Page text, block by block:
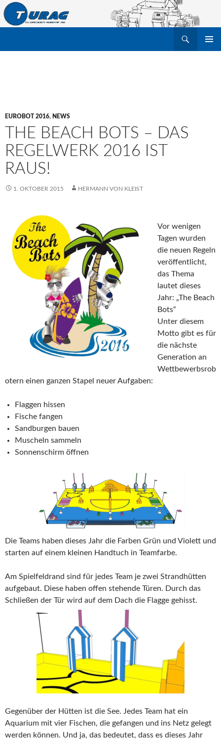
EUROBOT 2016, NEWS
THE BEACH BOTS – DAS
REGELWERK 2016 IST
RAUS!
1. OKTOBER 2015 HERMANN VON KLEIST
Vor wenigen
Tagen wurden
die neuen Regeln
veröffentlicht,
das Thema
lautet dieses
Jahr: „The Beach
Bots“
Unter diesem
Motto gibt es für
die nächste
Generation an
Wettbewerbsrob
otern einen ganzen Stapel neuer Aufgaben:
Flaggen hissen
Fische fangen
Sandburgen bauen
Muscheln sammeln
Sonnenschirm öffnen
Die Teams haben dieses Jahr die Farben Grün und Violett und
starten auf einem kleinen Handtuch in Teamfarbe.
Am Spielfeldrand sind für jedes Team je zwei Strandhütten
aufgebaut. Diese haben offen stehende Türen. Durch das
Schließen der Tür wird auf dem Dach die Flagge gehisst.
Gegenüber der Hütten ist die See. Jedes Team hat ein
Aquarium mit vier Fischen, die gefangen und ins Netz gelegt
werden können. Und ja, das bedeutet, dass es dieses Jahr